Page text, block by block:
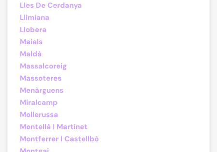
Lles De Cerdanya
Llimiana
Llobera
Maials
Maldà
Massalcoreig
Massoteres
Menàrguens
Miralcamp
Mollerussa
Montellà I Martinet
Montferrer I Castellbò